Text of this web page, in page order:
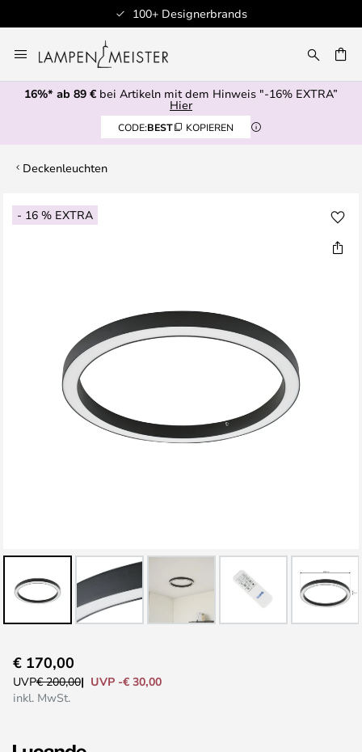
100+ Designerbrands
Inhalt
springen
16%* ab 89 € bei Artikeln mit dem Hinweis "-16% EXTRA”
Hier
CODE:BEST KOPIEREN
Deckenleuchten
- 16 % EXTRA
Zum
Ende
Anfang
der
€ 170,00
UVP€ 200,00
UVP -€ 30,00
inkl. MwSt.